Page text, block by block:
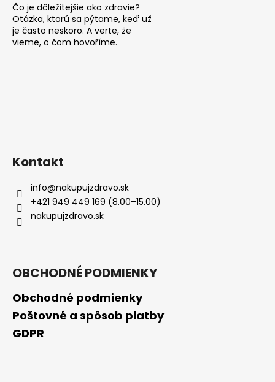
Čo je dôležitejšie ako zdravie?
Otázka, ktorú sa pýtame, keď už
je často neskoro. A verte, že
vieme, o čom hovoříme.
Kontakt
info@nakupujzdravo.sk
+421 949 449 169 (8.00–15.00)
nakupujzdravo.sk
OBCHODNÉ PODMIENKY
Obchodné podmienky
Poštovné a spôsob platby
GDPR